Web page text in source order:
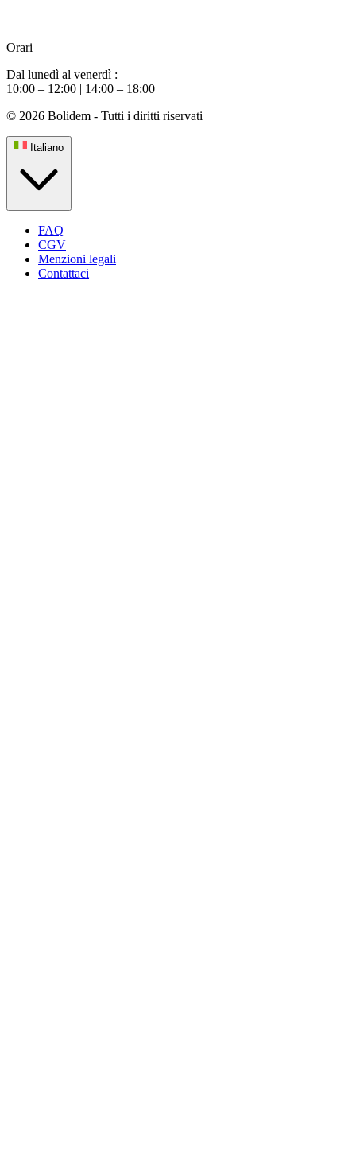
Orari
Dal lunedì al venerdì :
10:00 – 12:00 | 14:00 – 18:00
© 2026 Bolidem - Tutti i diritti riservati
Italiano
FAQ
CGV
Menzioni legali
Contattaci